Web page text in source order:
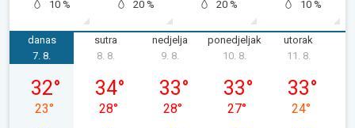
10 % 20 % 20 % 10 %
danas
petak, 07. 08.
7. 8.
32°
23°
sutra
8. 8.
34°
28°
nedjelja
9. 8.
33°
28°
ponedjeljak
10. 8.
33°
27°
utorak
11. 8.
33°
24°